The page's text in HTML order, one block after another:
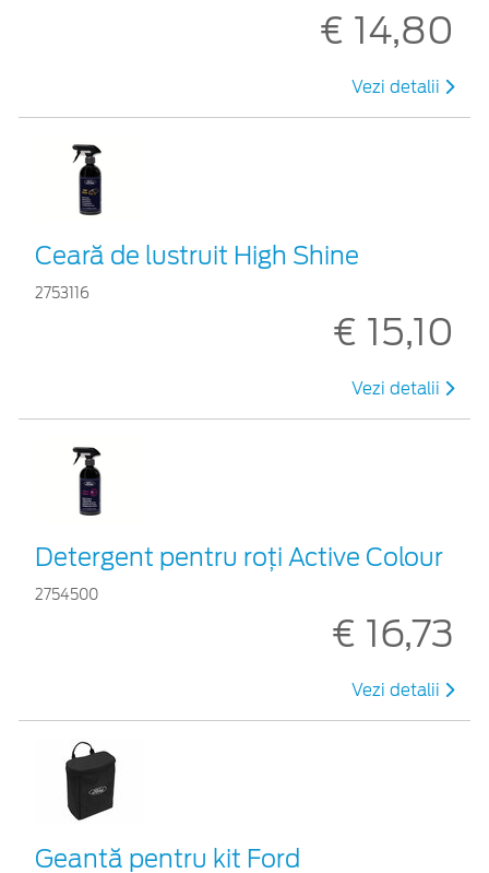
€ 14,80
Vezi detalii
Ceară de lustruit High Shine
2753116
€ 15,10
Vezi detalii
Detergent pentru roți Active Colour
2754500
€ 16,73
Vezi detalii
Geantă pentru kit Ford